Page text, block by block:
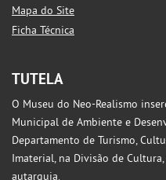
Mapa do Site
Ficha Técnica
TUTELA
O Museu do Neo-Realismo
Municipal de Ambiente e
Departamento de Turismo,
Imaterial, na Divisão de
autarquia.